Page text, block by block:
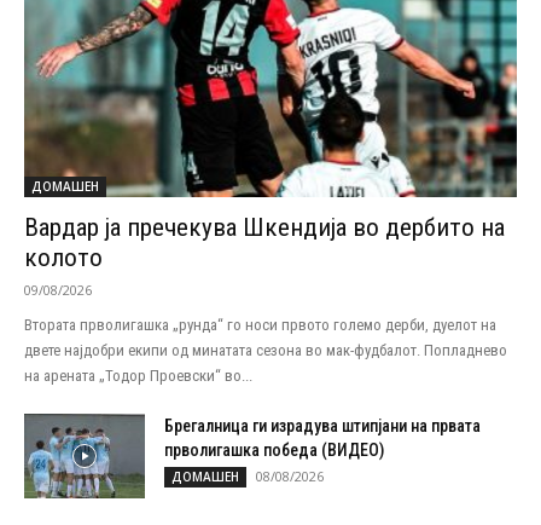
ДОМАШЕН
Вардар ја пречекува Шкендија во дербито на
колото
09/08/2026
Втората прволигашка „рунда“ го носи првото големо дерби, дуелот на
двете најдобри екипи од минатата сезона во мак-фудбалот. Попладнево
на арената „Тодор Проевски“ во...
Брегалница ги израдува штипјани на првата
прволигашка победа (ВИДЕО)
ДОМАШЕН 08/08/2026